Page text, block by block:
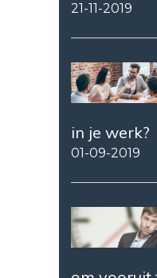
21-11-2019
in je werk?
01-09-2019